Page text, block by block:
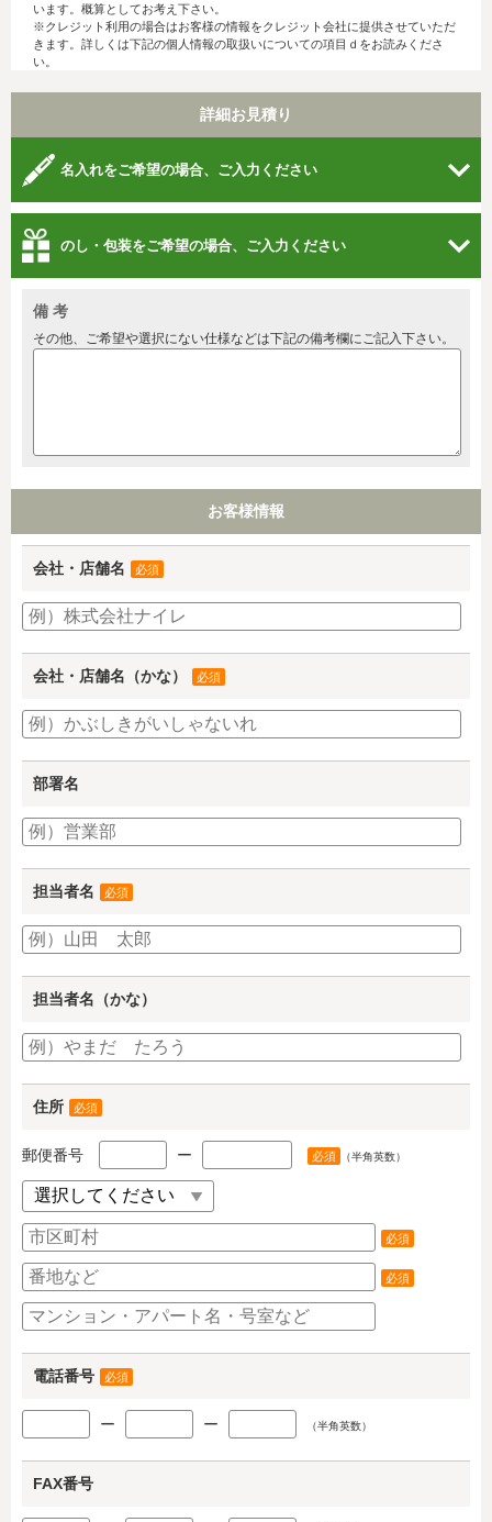
います。概算としてお考え下さい。
※クレジット利用の場合はお客様の情報をクレジット会社に提供させていただ
きます。詳しくは下記の個人情報の取扱いについての項目ｄをお読みくださ
い。
詳細お見積り
名入れをご希望の場合、ご入力ください
のし・包装をご希望の場合、ご入力ください
備 考
その他、ご希望や選択にない仕様などは下記の備考欄にご記入下さい。
お客様情報
会社・店舗名 必須
会社・店舗名（かな） 必須
部署名
担当者名 必須
担当者名（かな）
住所 必須
郵便番号 ー 必須 （半角英数）
必須
必須
電話番号 必須
ー ー （半角英数）
FAX番号